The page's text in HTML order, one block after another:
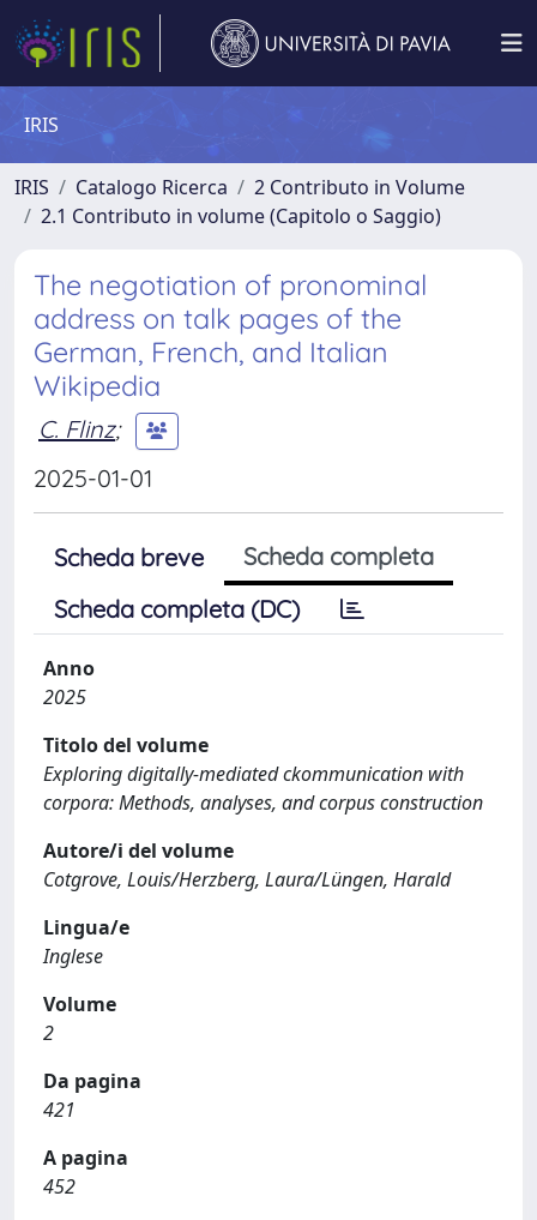
IRIS
IRIS Catalogo Ricerca
2 Contributo in Volume
2.1 Contributo in volume (Capitolo o Saggio)
The negotiation of pronominal
address on talk pages of the
German, French, and Italian
Wikipedia
C. Flinz;
2025-01-01
Scheda breve
Scheda completa
Scheda completa (DC)
Anno
2025
Titolo del volume
Exploring digitally-mediated ckommunication with
corpora: Methods, analyses, and corpus construction
Autore/i del volume
Cotgrove, Louis/Herzberg, Laura/Lüngen, Harald
Lingua/e
Inglese
Volume
2
Da pagina
421
A pagina
452